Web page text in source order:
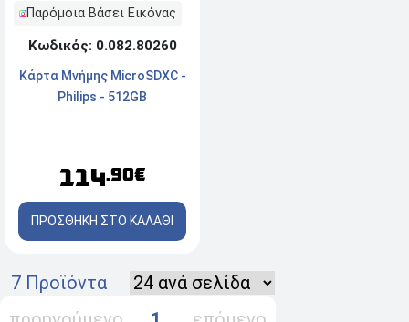
Παρόμοια Βάσει Εικόνας
Κωδικός: 0.082.80260
Κάρτα Mνήμης MicroSDXC -
Philips - 512GB
114.90€
ΠΡΟΣΘΗΚΗ ΣΤΟ ΚΑΛΑΘΙ
7 Προϊόντα